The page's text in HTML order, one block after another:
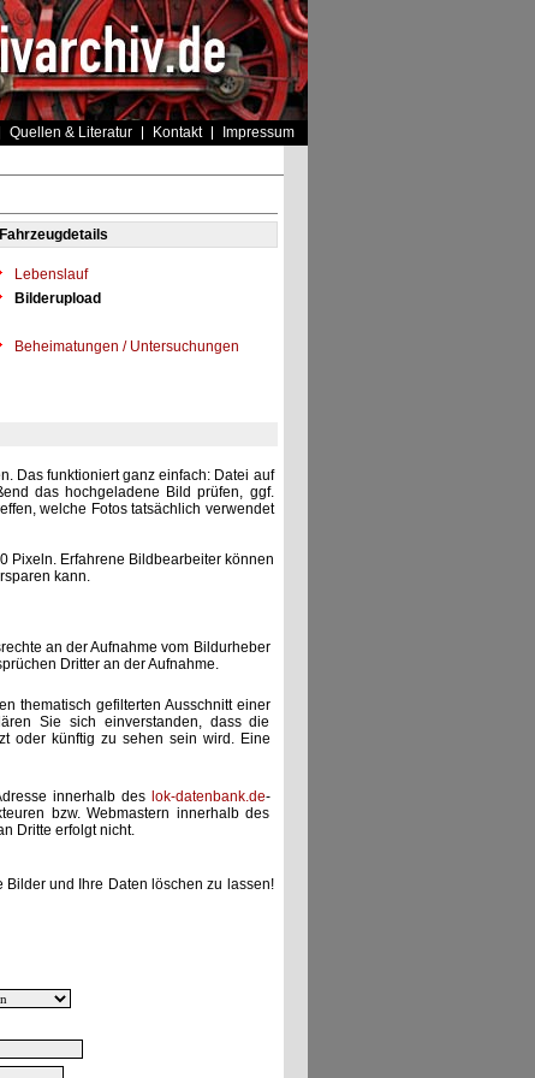
Quellen & Literatur Kontakt Impressum
Fahrzeugdetails
Lebenslauf
Bilderupload
Beheimatungen / Untersuchungen
Das funktioniert ganz einfach: Datei auf
das hochgeladene Bild prüfen, ggf.
welche Fotos tatsächlich verwendet
Pixeln. Erfahrene Bildbearbeiter können
kann.
an der Aufnahme vom Bildurheber
Dritter an der Aufnahme.
thematisch gefilterten Ausschnitt einer
Sie sich einverstanden, dass die
oder künftig zu sehen sein wird. Eine
innerhalb des lok-datenbank.de-
bzw. Webmastern innerhalb des
Dritte erfolgt nicht.
und Ihre Daten löschen zu lassen!